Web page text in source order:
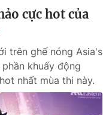
cực hot của
trên ghế nóng Asia's
khuấy động
nhất mùa thi này.